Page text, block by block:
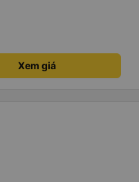
Xem giá